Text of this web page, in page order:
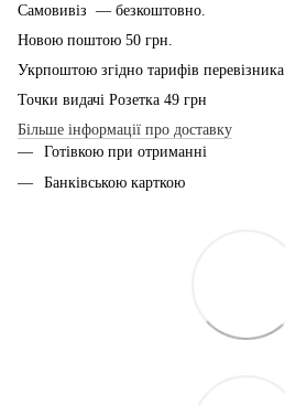
Самовивіз — безкоштовно.
Новою поштою 50 грн.
Укрпоштою згідно тарифів перевізника.
Точки видачі Розетка 49 грн
Більше інформації про доставку
Готівкою при отриманні
Банківською карткою